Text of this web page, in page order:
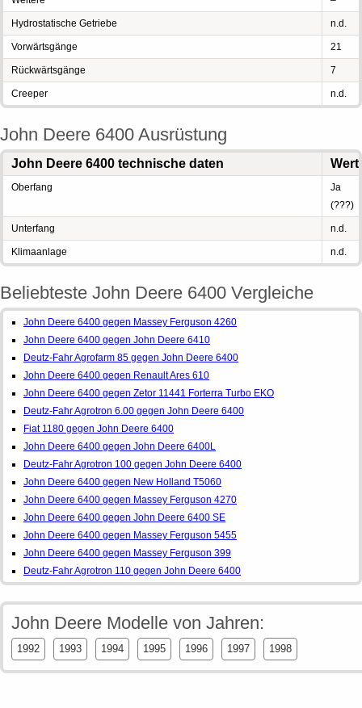
Hydrostatische Getriebe n.d.
Vorwärtsgänge 21
Rückwärtsgänge 7
Creeper n.d.
John Deere 6400 Ausrüstung
John Deere 6400 technische daten Wert
Oberfang
Ja
(???)
Unterfang n.d.
Klimaanlage n.d.
Beliebteste John Deere 6400 Vergleiche
John Deere 6400 gegen Massey Ferguson 4260
John Deere 6400 gegen John Deere 6410
Deutz-Fahr Agrofarm 85 gegen John Deere 6400
John Deere 6400 gegen Renault Ares 610
John Deere 6400 gegen Zetor 11441 Forterra Turbo EKO
Deutz-Fahr Agrotron 6.00 gegen John Deere 6400
Fiat 1180 gegen John Deere 6400
John Deere 6400 gegen John Deere 6400L
Deutz-Fahr Agrotron 100 gegen John Deere 6400
John Deere 6400 gegen New Holland T5060
John Deere 6400 gegen Massey Ferguson 4270
John Deere 6400 gegen John Deere 6400 SE
John Deere 6400 gegen Massey Ferguson 5455
John Deere 6400 gegen Massey Ferguson 399
Deutz-Fahr Agrotron 110 gegen John Deere 6400
John Deere Modelle von Jahren:
1992 1993 1994 1995 1996 1997 1998